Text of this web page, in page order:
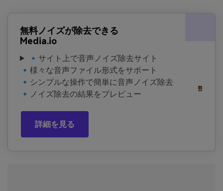
無料ノイズが除去できる
Media.io
🔹サイト上で音声ノイズ除去サイト
🔹様々な音声ファイル形式をサポート
🔹シンプルな操作で簡単に音声ノイズ除去
🔹ノイズ除去の結果をプレビュー
詳細を見る